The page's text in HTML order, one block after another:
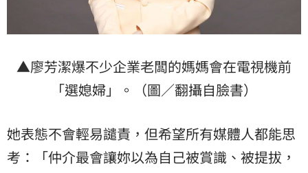
▲廖芳潔爆不少企業老闆的媽媽會在電視機前
「選媳婦」。（圖／翻攝自臉書）
她表態不會輕易譴責，但希望所有媒體人都能思
考：「仲介最會讓妳以為自己被賞識、被提拔，